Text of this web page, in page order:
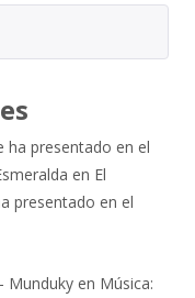
ha presentado en el
en El
presentado en el
Munduky en Música: